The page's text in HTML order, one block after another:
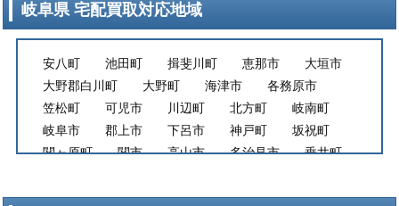
岐阜県 宅配買取対応地域
安八町 池田町 揖斐川町 恵那市
大垣市
大野郡白川町
大野町 海津市
各務原市
笠松町
可児市 川辺町 北方町
岐南町
岐阜市
郡上市 下呂市 神戸町
坂祝町
関ヶ原町
関市 高山市 多治見市
垂井町
東白川村
飛騨市 七宗町 瑞浪市
瑞穂市